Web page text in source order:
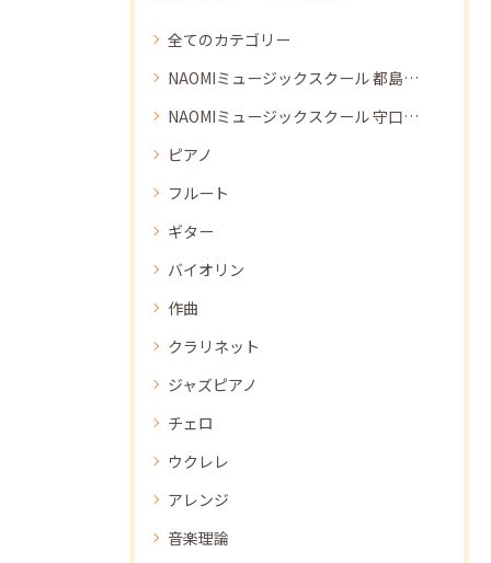
全てのカテゴリー
NAOMIミュージックスクール 都島教室
NAOMIミュージックスクール 守口教室
ピアノ
フルート
ギター
バイオリン
作曲
クラリネット
ジャズピアノ
チェロ
ウクレレ
アレンジ
音楽理論